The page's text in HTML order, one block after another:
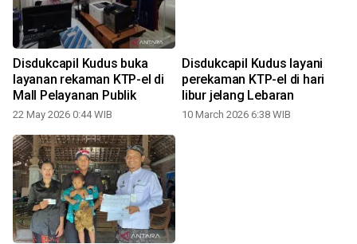
Disdukcapil Kudus buka
layanan rekaman KTP-el di
Mall Pelayanan Publik
22 May 2026 0:44 WIB
Disdukcapil Kudus layani
perekaman KTP-el di hari
libur jelang Lebaran
10 March 2026 6:38 WIB